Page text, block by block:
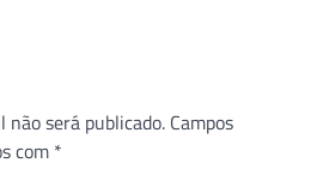
não será publicado. Campos
com *